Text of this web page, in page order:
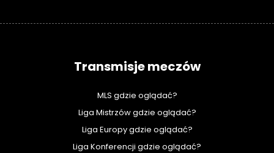
Transmisje meczów
MLS gdzie oglądać?
Liga Mistrzów gdzie oglądać?
Liga Europy gdzie oglądać?
Liga Konferencji gdzie oglądać?